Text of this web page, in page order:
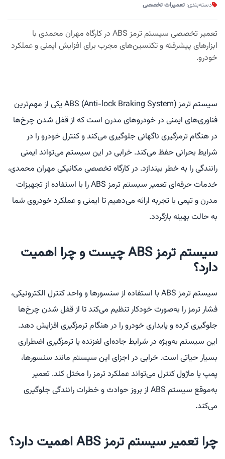
دسته‌بندی: تعمیرات تخصصی
تعمیر تخصصی سیستم ترمز ABS در کارگاه مهران محمدی با
ابزارهای پیشرفته و تکنسین‌های مجرب برای افزایش ایمنی و عملکرد
خودرو.
سیستم ترمز ABS (Anti-lock Braking System) یکی از مهم‌ترین
فناوری‌های ایمنی در خودروهای مدرن است که از قفل شدن چرخ‌ها
در هنگام ترمزگیری ناگهانی جلوگیری می‌کند و کنترل خودرو را در
شرایط بحرانی حفظ می‌کند. خرابی در این سیستم می‌تواند ایمنی
رانندگی را به خطر بیندازد. در کارگاه تخصصی مکانیکی مهران محمدی،
خدمات حرفه‌ای تعمیر سیستم ترمز ABS را با استفاده از تجهیزات
مدرن و تیمی با تجربه ارائه می‌دهیم تا ایمنی و عملکرد خودروی شما
به حالت بهینه بازگردد.
سیستم ترمز ABS چیست و چرا اهمیت
دارد؟
سیستم ترمز ABS با استفاده از سنسورها و واحد کنترل الکترونیکی،
فشار ترمز را به‌صورت خودکار تنظیم می‌کند تا از قفل شدن چرخ‌ها
جلوگیری کرده و پایداری خودرو را در هنگام ترمزگیری افزایش دهد.
این سیستم به‌ویژه در شرایط جاده‌ای لغزنده یا ترمزگیری اضطراری
بسیار حیاتی است. خرابی در اجزای این سیستم مانند سنسورها،
پمپ یا ماژول کنترل می‌تواند عملکرد ترمز را مختل کند. تعمیر
به‌موقع سیستم ABS از بروز حوادث و خطرات رانندگی جلوگیری
می‌کند.
چرا تعمیر سیستم ترمز ABS اهمیت دارد؟